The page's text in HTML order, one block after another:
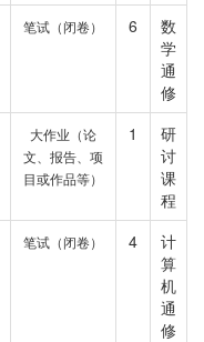
笔试（闭卷） 6
数
学
通
修
大作业（论
文、报告、项
目或作品等）
1
研
讨
课
程
笔试（闭卷） 4
计
算
机
通
修